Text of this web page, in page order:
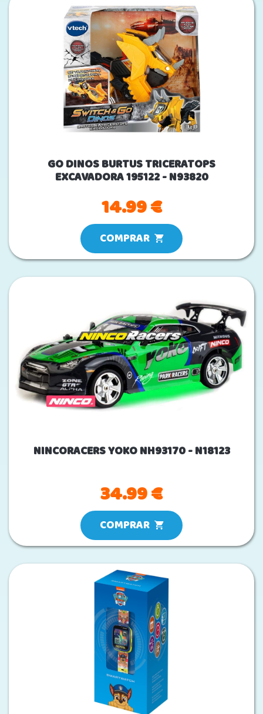
GO DINOS BURTUS TRICERATOPS
EXCAVADORA 195122 - N93820
14.99 €
COMPRAR
NINCORACERS YOKO NH93170 - N18123
34.99 €
COMPRAR